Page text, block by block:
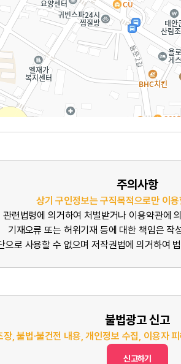
주의사항
상기 구인정보는 구직목적으로만 이
관련법령에 의거하여 처벌받거나 이용약관에
기재오류 또는 허위기재 등에 대한 책임은 작
으로 사용할 수 없으며 저작권법에 의거하여
불법광고 신고
장, 불법·불건전 내용, 개인정보 수집, 이용자
신고하기